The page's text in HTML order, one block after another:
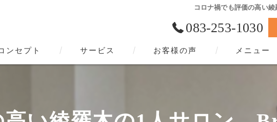
コロナ禍でも評価の高い
083-253-1030
ンセプト サービス お客様の声 メニュー